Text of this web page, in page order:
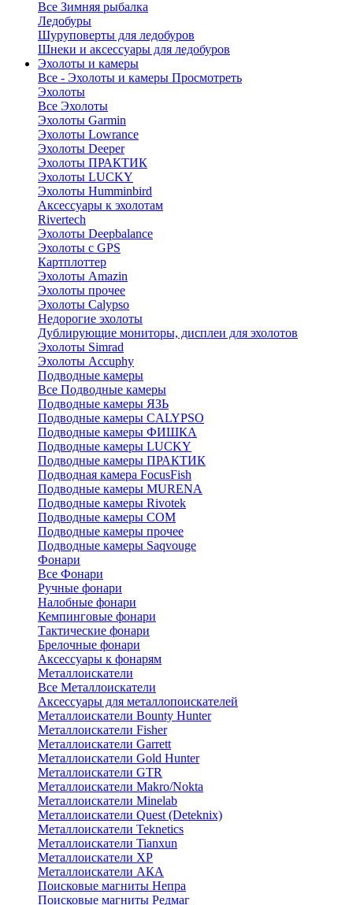
Все Зимняя рыбалка
Ледобуры
Шуруповерты для ледобуров
Шнеки и аксессуары для ледобуров
Эхолоты и камеры
Все - Эхолоты и камеры Просмотреть
Эхолоты
Все Эхолоты
Эхолоты Garmin
Эхолоты Lowrance
Эхолоты Deeper
Эхолоты ПРАКТИК
Эхолоты LUCKY
Эхолоты Humminbird
Аксессуары к эхолотам
Rivertech
Эхолоты Deepbalance
Эхолоты с GPS
Картплоттер
Эхолоты Amazin
Эхолоты прочее
Эхолоты Calypso
Недорогие эхолоты
Дублирующие мониторы, дисплеи для эхолотов
Эхолоты Simrad
Эхолоты Accuphy
Подводные камеры
Все Подводные камеры
Подводные камеры ЯЗЬ
Подводные камеры CALYPSO
Подводные камеры ФИШКА
Подводные камеры LUCKY
Подводные камеры ПРАКТИК
Подводная камера FocusFish
Подводные камеры MURENA
Подводные камеры Rivotek
Подводные камеры СОМ
Подводные камеры прочее
Подводные камеры Saqvouge
Фонари
Все Фонари
Ручные фонари
Налобные фонари
Кемпинговые фонари
Тактические фонари
Брелочные фонари
Аксессуары к фонарям
Металлоискатели
Все Металлоискатели
Аксессуары для металлопоискателей
Металлоискатели Bounty Hunter
Металлоискатели Fisher
Металлоискатели Garrett
Металлоискатели Gold Hunter
Металлоискатели GTR
Металлоискатели Makro/Nokta
Металлоискатели Minelab
Металлоискатели Quest (Deteknix)
Металлоискатели Teknetics
Металлоискатели Tianxun
Металлоискатели XP
Металлоискатели АКА
Поисковые магниты Непра
Поисковые магниты Редмаг